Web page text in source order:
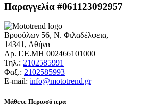
Παραγγελία #061123092957
Βρυούλων 56, Ν. Φιλαδέλφεια,
14341, Αθήνα
Αρ. Γ.Ε.ΜΗ 002466101000
Τηλ.: 2102585991
Φαξ.: 2102585993
Ε-mail: info@mototrend.gr
Μάθετε Περισσότερα